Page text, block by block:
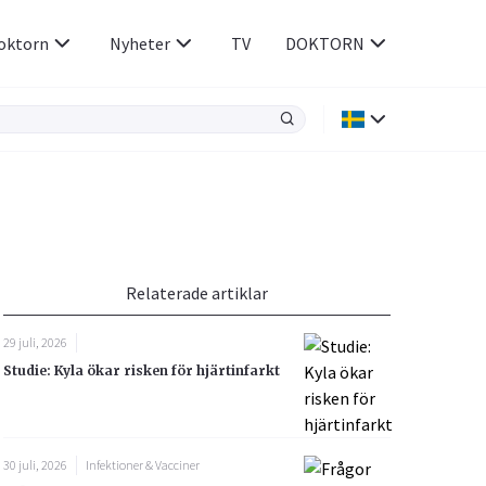
Rökavvänjning
Rörelseapparaten
Sex & Samliv
Sömn & Stress
Nyheter TV DOKTORN
Relaterade artiklar
29 juli, 2026
Studie: Kyla ökar risken för hjärtinfarkt
30 juli, 2026
Infektioner & Vacciner